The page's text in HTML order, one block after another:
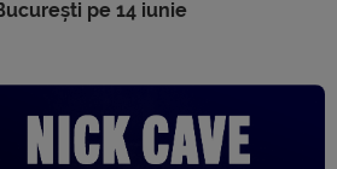
pe 14 iunie